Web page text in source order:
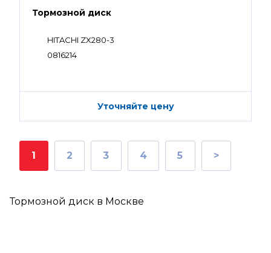
Тормозной диск
HITACHI ZX280-3
0816214
Уточняйте цену
1 2 3 4 5 >
Тормозной диск в Москве